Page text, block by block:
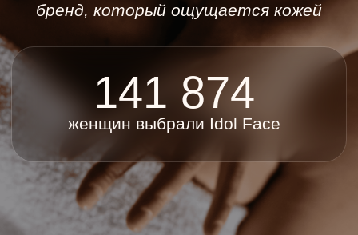
первый визит за 1 800 руб.2 500
записаться онлайн